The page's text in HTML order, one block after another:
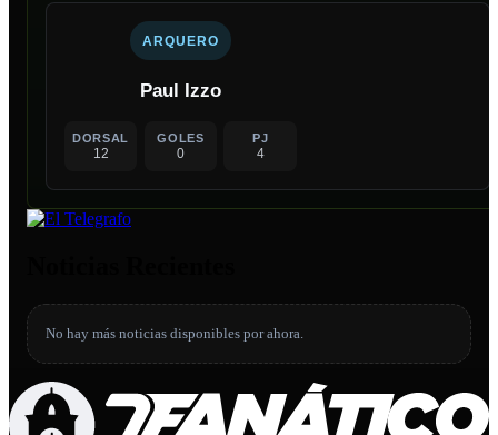
ARQUERO
Paul Izzo
DORSAL
12
GOLES
0
PJ
4
No hay más noticias disponibles por ahora.